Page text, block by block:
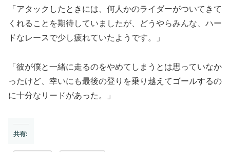
「アタックしたときには、何人かのライダーがついてきて
くれることを期待していましたが、どうやらみんな、ハー
ドなレースで少し疲れていたようです。」
「彼が僕と一緒に走るのをやめてしまうとは思っていなか
ったけど、幸いにも最後の登りを乗り越えてゴールするの
に十分なリードがあった。」
共有: